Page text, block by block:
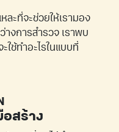
ะที่จะช่วยให้เรามอง
างการสำรวจ เราพบ
ใช้ทำอะไรในแบบที่
สร้าง